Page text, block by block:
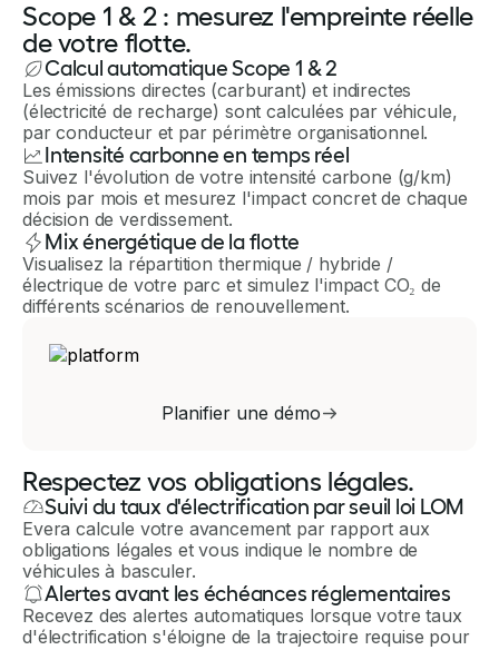
Scope 1 & 2 : mesurez l'empreinte réelle
de votre flotte.
Calcul automatique Scope 1 & 2
Les émissions directes (carburant) et indirectes
(électricité de recharge) sont calculées par véhicule,
par conducteur et par périmètre organisationnel.
Intensité carbonne en temps réel
Suivez l'évolution de votre intensité carbone (g/km)
mois par mois et mesurez l'impact concret de chaque
décision de verdissement.
Mix énergétique de la flotte
Visualisez la répartition thermique / hybride /
électrique de votre parc et simulez l'impact CO₂ de
différents scénarios de renouvellement.
Planifier une démo
Respectez vos obligations légales.
Suivi du taux d'électrification par seuil loi LOM
Evera calcule votre avancement par rapport aux
obligations légales et vous indique le nombre de
véhicules à basculer.
Alertes avant les échéances réglementaires
Recevez des alertes automatiques lorsque votre taux
d'électrification s'éloigne de la trajectoire requise pour